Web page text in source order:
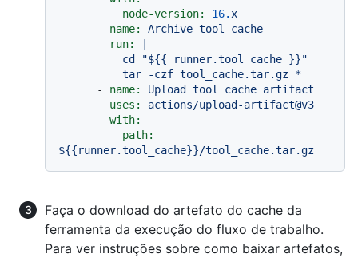
node-version:
16. x
-
name: Archive tool
cache
run:
|
-
name: Upload tool cache artifact
uses:
actions/upload-artifact@v3
with:
path:
${{runner.tool_cache}}/tool_cache.tar.gz
Faça o download do artefato do cache da
ferramenta da execução do fluxo de trabalho.
Para ver instruções sobre como baixar artefatos,